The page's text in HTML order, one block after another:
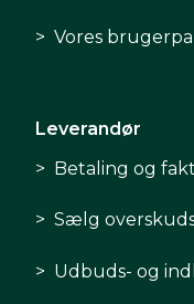
Vores
Leverandør
Betaling og
Sælg
Udbuds- og